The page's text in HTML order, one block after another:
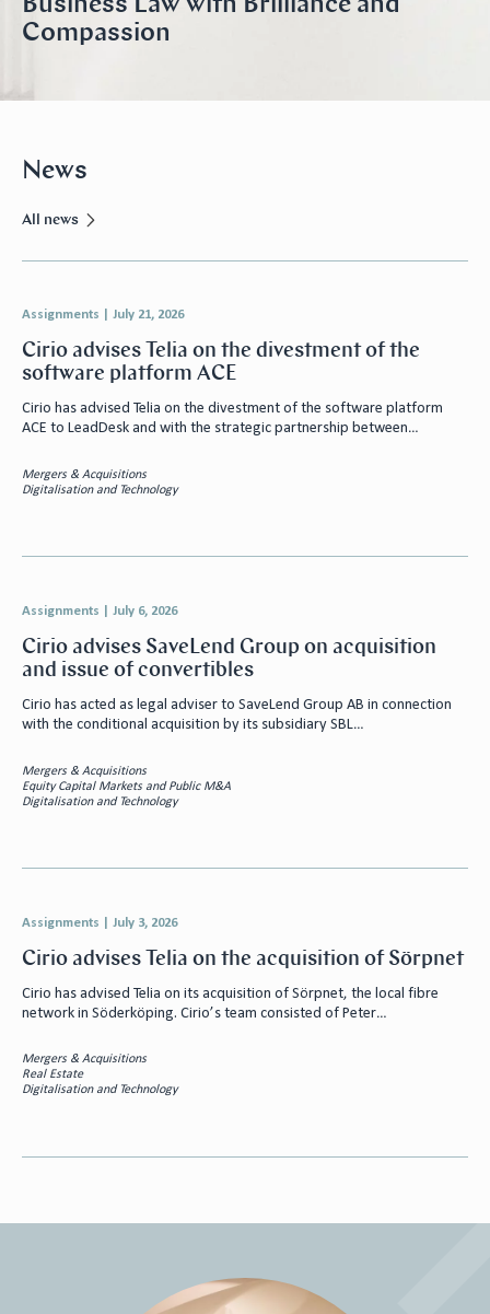
Compassion
News
All news
Assignments July 21, 2026
Cirio advises Telia on the divestment of the
software platform ACE
Cirio has advised Telia on the divestment of the software platform
ACE to LeadDesk and with the strategic partnership between…
Mergers & Acquisitions
Digitalisation and Technology
Assignments July 6, 2026
Cirio advises SaveLend Group on acquisition
and issue of convertibles
Cirio has acted as legal adviser to SaveLend Group AB in connection
with the conditional acquisition by its subsidiary SBL…
Mergers & Acquisitions
Equity Capital Markets and Public M&A
Digitalisation and Technology
Assignments July 3, 2026
Cirio advises Telia on the acquisition of Sörpnet
Cirio has advised Telia on its acquisition of Sörpnet, the local fibre
network in Söderköping. Cirio’s team consisted of Peter…
Mergers & Acquisitions
Real Estate
Digitalisation and Technology